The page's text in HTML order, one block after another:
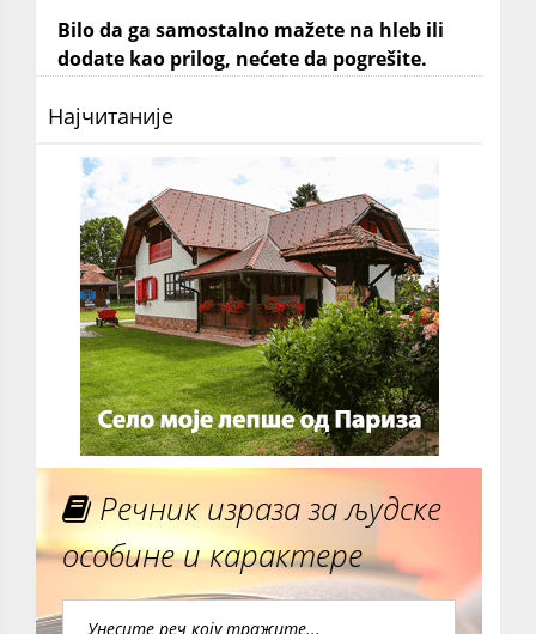
Bilo da ga samostalno mažete na hleb ili
dodate kao prilog, nećete da pogrešite.
Најчитаније
Речник израза за људске
особине и карактере